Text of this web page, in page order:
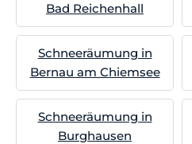
Bad Reichenhall
Schneeräumung in
Bernau am Chiemsee
Schneeräumung in
Burghausen